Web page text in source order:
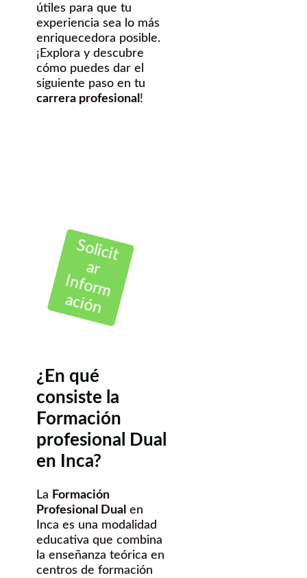
útiles para que tu
experiencia sea lo más
enriquecedora posible.
¡Explora y descubre
cómo puedes dar el
siguiente paso en tu
carrera profesional !
Solicit
ar
Inform
ación
¿En qué
consiste la
Formación
profesional Dual
en Inca?
La Formación
Profesional Dual en
Inca es una modalidad
educativa que combina
la enseñanza teórica en
centros de formación